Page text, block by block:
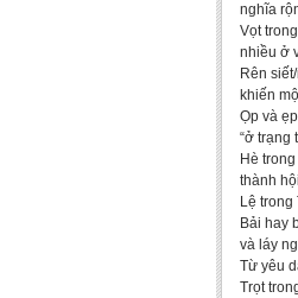
nghĩa
Vọt
nhiều ở
Rên
khiến
Ọp và
“ở trạng
Hè
thành
Lệ
Bải hay
và láy
Từ yêu
Trọt